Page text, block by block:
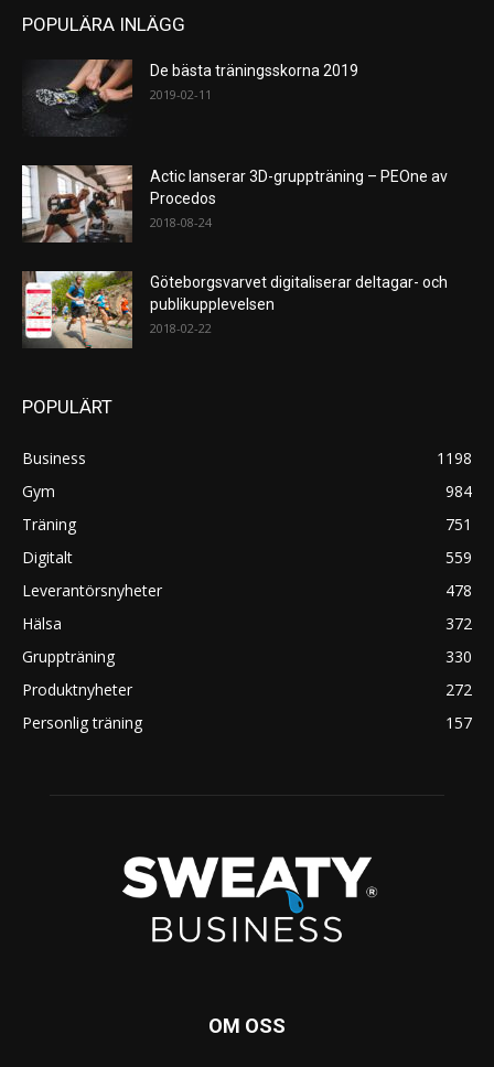
POPULÄRA INLÄGG
De bästa träningsskorna 2019
2019-02-11
Actic lanserar 3D-gruppträning – PEOne av
Procedos
2018-08-24
Göteborgsvarvet digitaliserar deltagar- och
publikupplevelsen
2018-02-22
POPULÄRT
Business
1198
Gym
984
Träning
751
Digitalt
559
Leverantörsnyheter
478
Hälsa
372
Gruppträning
330
Produktnyheter
272
Personlig träning
157
OM OSS